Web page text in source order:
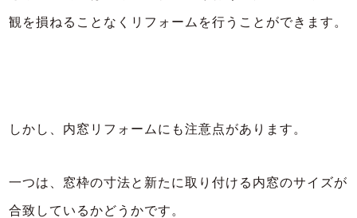
観を損ねることなくリフォームを行うことができます。
しかし、内窓リフォームにも注意点があります。
一つは、窓枠の寸法と新たに取り付ける内窓のサイズが
合致しているかどうかです。